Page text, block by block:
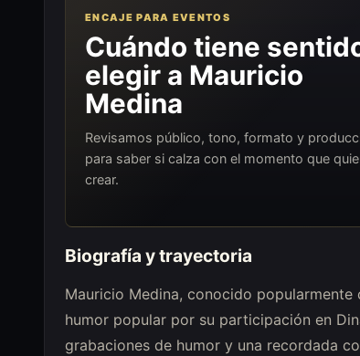
ENCAJE PARA EVENTOS
Cuándo tiene
elegir a Mauricio
Medina
Revisamos público, tono, formato y
para saber si calza con el momento que
crear.
Biografía y trayectoria
Mauricio Medina, conocido
humor popular por su participación en
grabaciones de humor y una recordada